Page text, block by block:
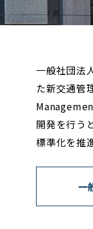
一般社団法
た新交通管
開発を行う
標準化を推
一